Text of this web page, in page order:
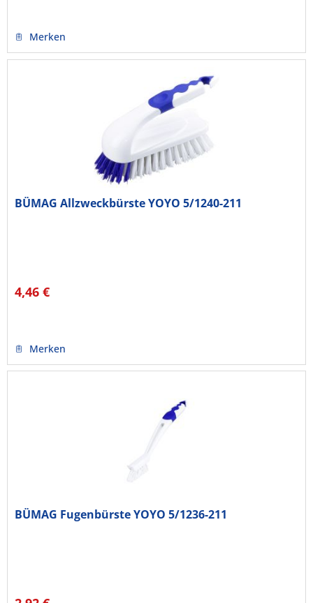
Merken
BÜMAG Allzweckbürste YOYO 5/1240-211
4,46 €
Merken
BÜMAG Fugenbürste YOYO 5/1236-211